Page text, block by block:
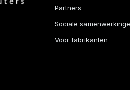
Partners
Sociale
Voor fabrikanten